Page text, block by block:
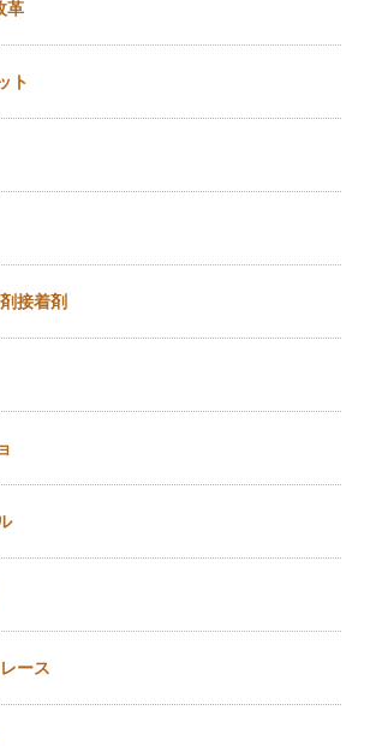
革
ト
接着剤
レース